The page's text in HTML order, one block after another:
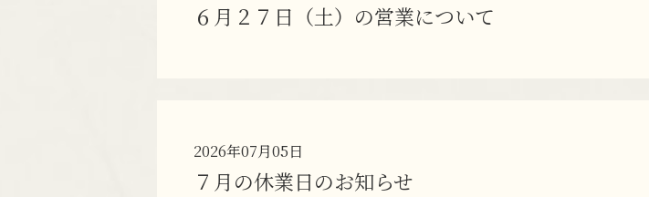
６月２７日（土）の営業について
2026年07月05日
７月の休業日のお知らせ